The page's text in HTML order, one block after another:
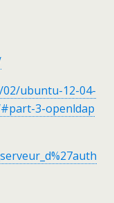
ubuntu-12-04-
3-openldap